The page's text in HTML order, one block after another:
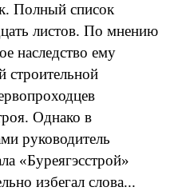
Полный список
листов. По мнению
наследство ему
строительной
Однако в
руководитель
«Буреягэсстрой»
избегал слова...